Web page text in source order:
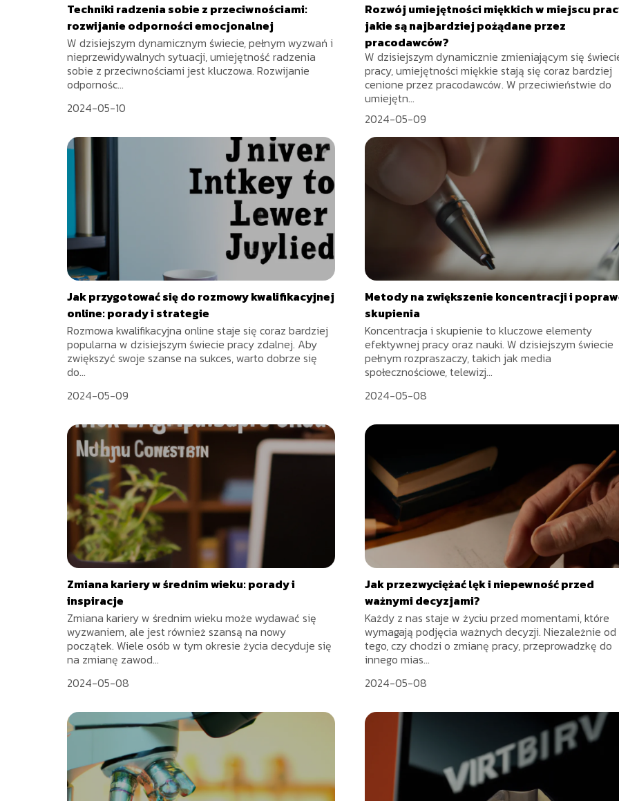
Techniki radzenia sobie z przeciwnościami:
rozwijanie odporności emocjonalnej
W dzisiejszym dynamicznym świecie, pełnym wyzwań i
nieprzewidywalnych sytuacji, umiejętność radzenia
sobie z przeciwnościami jest kluczowa. Rozwijanie
odpornośc...
2024-05-10
Rozwój umiejętności miękkich w miejscu
jakie są najbardziej pożądane przez
pracodawców?
W dzisiejszym dynamicznie zmieniającym się
pracy, umiejętności miękkie stają się coraz bardziej
cenione przez pracodawców. W przeciwieństwie do
umiejętn...
2024-05-09
Jak przygotować się do rozmowy kwalifikacyjnej
online: porady i strategie
Rozmowa kwalifikacyjna online staje się coraz bardziej
popularna w dzisiejszym świecie pracy zdalnej. Aby
zwiększyć swoje szanse na sukces, warto dobrze się
do...
2024-05-09
Metody na zwiększenie koncentracji i
skupienia
Koncentracja i skupienie to kluczowe elementy
efektywnej pracy oraz nauki. W dzisiejszym świecie
pełnym rozpraszaczy, takich jak media
społecznościowe, telewizj...
2024-05-08
Zmiana kariery w średnim wieku: porady i
inspiracje
Zmiana kariery w średnim wieku może wydawać się
wyzwaniem, ale jest również szansą na nowy
początek. Wiele osób w tym okresie życia decyduje się
na zmianę zawod...
2024-05-08
Jak przezwyciężać lęk i niepewność przed
ważnymi decyzjami?
Każdy z nas staje w życiu przed momentami, które
wymagają podjęcia ważnych decyzji. Niezależnie od
tego, czy chodzi o zmianę pracy, przeprowadzkę do
innego mias...
2024-05-08